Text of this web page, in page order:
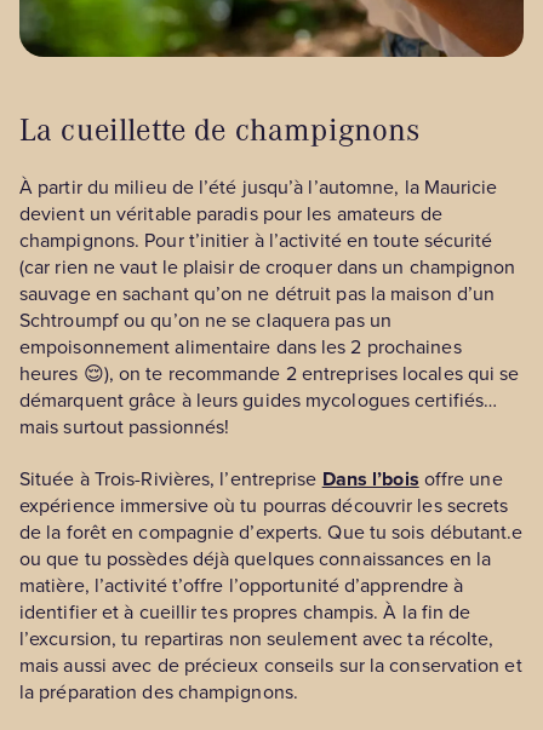
La cueillette de champignons
À partir du milieu de l’été jusqu’à l’automne, la Mauricie
devient un véritable paradis pour les amateurs de
champignons. Pour t’initier à l’activité en toute sécurité
(car rien ne vaut le plaisir de croquer dans un champignon
sauvage en sachant qu’on ne détruit pas la maison d’un
Schtroumpf ou qu’on ne se claquera pas un
empoisonnement alimentaire dans les 2 prochaines
heures 😌), on te recommande 2 entreprises locales qui se
démarquent grâce à leurs guides mycologues certifiés…
mais surtout passionnés!
Située à Trois-Rivières, l’entreprise Dans l’bois offre une
expérience immersive où tu pourras découvrir les secrets
de la forêt en compagnie d’experts. Que tu sois débutant.e
ou que tu possèdes déjà quelques connaissances en la
matière, l’activité t’offre l’opportunité d’apprendre à
identifier et à cueillir tes propres champis. À la fin de
l’excursion, tu repartiras non seulement avec ta récolte,
mais aussi avec de précieux conseils sur la conservation et
la préparation des champignons.